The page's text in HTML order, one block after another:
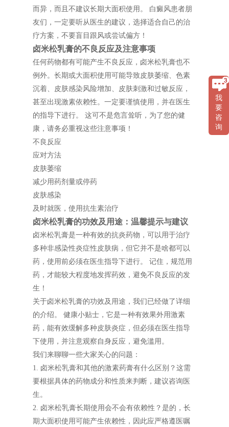
而异，而且不建议长期大面积使用。 白癜风患者朋
友们，一定要听从医生的建议，选择适合自己的治
疗方案，不要盲目跟风或尝试偏方！
卤米松乳膏的不良反应及注意事项
任何药物都有可能产生不良反应，卤米松乳膏也不
例外。长期或大面积使用可能导致皮肤萎缩、色素
沉着、皮肤感染风险增加、皮肤刺激和过敏反应，
甚至出现激素依赖性。一定要谨慎使用，并在医生
的指导下进行。 这可不是危言耸听，为了您的健
康，请务必重视这些注意事项！
不良反应
应对方法
皮肤萎缩
减少用药剂量或停药
皮肤感染
及时就医，使用抗生素治疗
卤米松乳膏的功效及用途：温馨提示与建议
卤米松乳膏是一种有效的抗炎药物，可以用于治疗
多种非感染性炎症性皮肤病，但它并不是啥都可以
药，使用前必须在医生指导下进行。 记住，规范用
药，才能较大程度地发挥药效，避免不良反应的发
生！
关于卤米松乳膏的功效及用途，我们已经做了详细
的介绍。 健康小贴士，它是一种有效果外用激素
药，能有效缓解多种皮肤炎症，但必须在医生指导
下使用，并注意观察自身反应，避免滥用。
我们来聊聊一些大家关心的问题：
1. 卤米松乳膏和其他的激素药膏有什么区别？这需
要根据具体的药物成分和性质来判断，建议咨询医
生。
2. 卤米松乳膏长期使用会不会有依赖性？是的，长
期大面积使用可能产生依赖性，因此应严格遵医嘱
我
要
咨
询